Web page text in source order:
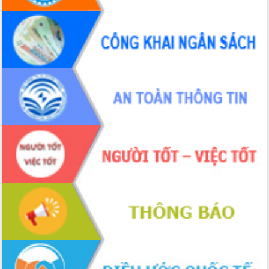
Hội thảo khoa học “Giải pháp thúc đẩy
phát triển nền kinh tế xanh tại tỉnh
Đắk Lắk”
Tăng cường giám sát, đôn đốc thực
hiện nhiệm vụ quản lý tài sản công
hàng tuần
Tháo gỡ những vướng mắc, đẩy mạnh
công tác cải cách thủ tục hành chính
tại Trung tâm Phục vụ hành chính
công tỉnh
Đắk Lắk: Tôn vinh 46 giải pháp tại Hội
thi Sáng tạo Kỹ thuật 2024 - 2025
Đắk Lắk rà soát, điều chỉnh Đề án 190
về phát triển nuôi trồng thủy sản
Phó Chủ tịch UBND tỉnh Đắk Lắk
Trương Công Thái kiểm tra thực địa
Dự án cao tốc Khánh Hòa - Buôn Ma
Thuột
Định vị cà phê Việt Nam như một “di
sản sống” trong dòng chảy toàn cầu